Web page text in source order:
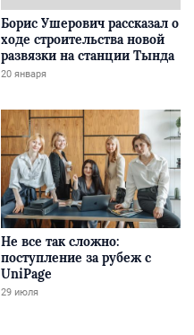
Борис Ушерович рассказал о
ходе строительства новой
развязки на станции Тында
20 января
Не все так сложно:
поступление за рубеж с
UniPage
29 июля